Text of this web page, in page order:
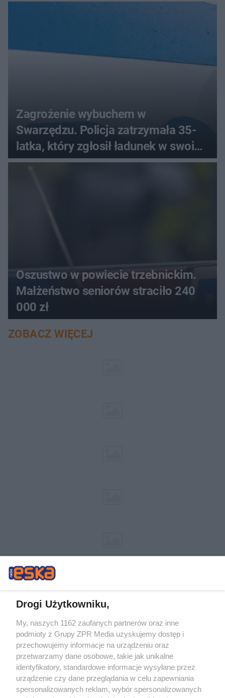
Zagrożenie wybuchem w
Swarzędzu. Policja zatrzymała 35-
latka, który zgłosił ładunek w swoim
aucie
Oszustwo w powiecie trzebnickim.
Małżeństwo seniorów straciło 240
000 zł
ZOBACZ WIĘCEJ
Żaden utwór zamieszczony w serwisie nie może być powielany i
rozpowszechniany lub dalej rozpowszechniany w jakikolwiek sposób (w
tym także elektroniczny lub mechaniczny) na jakimkolwiek polu
eksploatacji w jakiejkolwiek formie, włącznie z umieszczaniem w Internecie
bez pisemnej zgody właściciela praw. Jakiekolwiek użycie lub
wykorzystanie utworów w całości lub w części z naruszeniem prawa, tzn.
bez właściwej zgody, jest zabronione pod groźbą kary i może być ścigane
prawnie.
Drogi Użytkowniku,
My, naszych 1162 zaufanych partnerów oraz inne
podmioty z Grupy ZPR Media uzyskujemy dostęp i
przechowujemy informacje na urządzeniu oraz
przetwarzamy dane osobowe, takie jak unikalne
identyfikatory, standardowe informacje wysyłane przez
urządzenie czy dane przeglądania w celu zapewniania
spersonalizowanych reklam, wybór spersonalizowanych